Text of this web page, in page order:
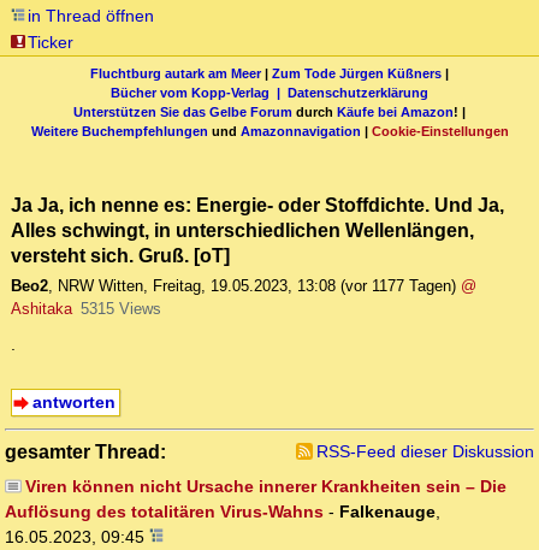
in Thread öffnen
Ticker
Fluchtburg autark am Meer| Zum Tode Jürgen Küßners |
Bücher vom Kopp-Verlag | Datenschutzerklärung
Unterstützen Sie das Gelbe Forum durch Käufe bei Amazon! |
Weitere Buchempfehlungen und Amazonnavigation | Cookie-Einstellungen
Ja Ja, ich nenne es: Energie- oder Stoffdichte. Und Ja,
Alles schwingt, in unterschiedlichen Wellenlängen,
versteht sich. Gruß. [oT]
Beo2, NRW Witten, Freitag, 19.05.2023, 13:08 (vor 1177 Tagen) @
Ashitaka 5315 Views
.
antworten
gesamter Thread:
RSS-Feed dieser Diskussion
Viren können nicht Ursache innerer Krankheiten sein – Die
Auflösung des totalitären Virus-Wahns - Falkenauge,
16.05.2023, 09:45